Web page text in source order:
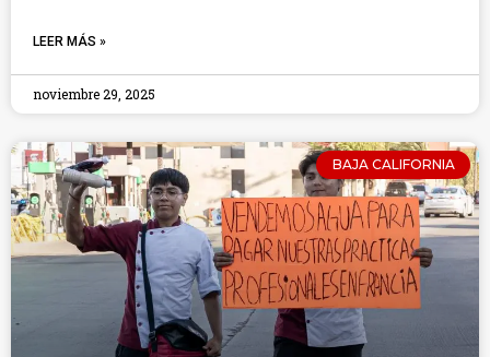
LEER MÁS »
noviembre 29, 2025
BAJA CALIFORNIA